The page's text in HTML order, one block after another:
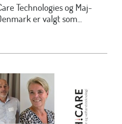
Technologies og Maj-
er valgt som...